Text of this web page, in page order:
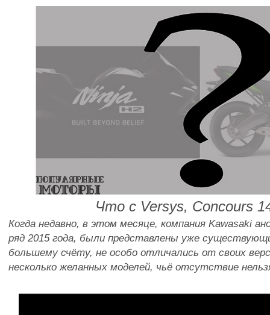
Что с Versys, Concours
Когда недавно, в этом месяце, компания Kawasaki
ряд 2015 года, были представлены уже
большему счёту, не особо отличались от своих
несколько желанных моделей, чьё отсутствие